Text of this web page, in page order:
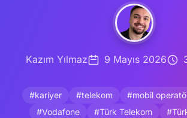
Kazım Yılmaz 9 Mayıs 2026
#kariyer #telekom #mobil
#Vodafone
#Türk Telekom